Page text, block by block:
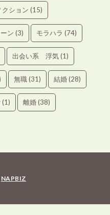
クション (15)
ン (3) モラハラ (74)
出会い系 浮気(1)
無職(31) 結婚(28)
(1) 離婚(38)
NAPBIZ